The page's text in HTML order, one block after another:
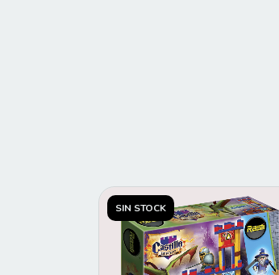
SIN STOCK